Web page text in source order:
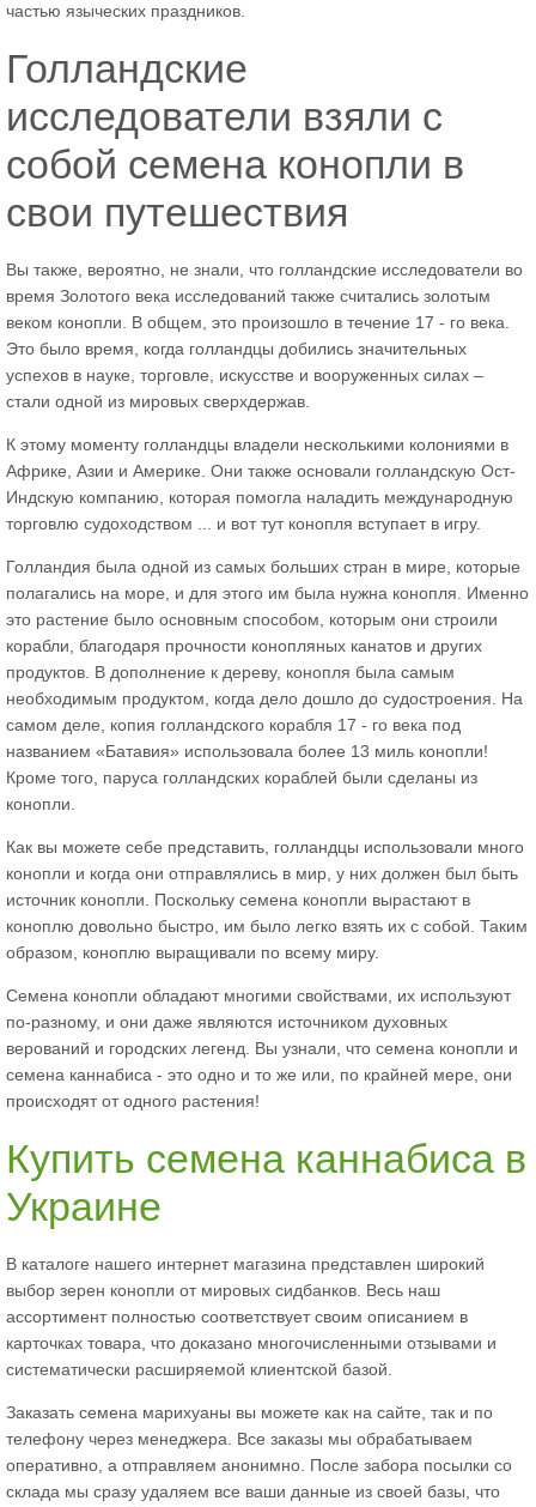
частью языческих праздников.
Голландские
исследователи взяли с
собой семена конопли в
свои путешествия
Вы также, вероятно, не знали, что голландские исследователи во
время Золотого века исследований также считались золотым
веком конопли. В общем, это произошло в течение 17 - го века.
Это было время, когда голландцы добились значительных
успехов в науке, торговле, искусстве и вооруженных силах –
стали одной из мировых сверхдержав.
К этому моменту голландцы владели несколькими колониями в
Африке, Азии и Америке. Они также основали голландскую Ост-
Индскую компанию, которая помогла наладить международную
торговлю судоходством ... и вот тут конопля вступает в игру.
Голландия была одной из самых больших стран в мире, которые
полагались на море, и для этого им была нужна конопля. Именно
это растение было основным способом, которым они строили
корабли, благодаря прочности конопляных канатов и других
продуктов. В дополнение к дереву, конопля была самым
необходимым продуктом, когда дело дошло до судостроения. На
самом деле, копия голландского корабля 17 - го века под
названием «Батавия» использовала более 13 миль конопли!
Кроме того, паруса голландских кораблей были сделаны из
конопли.
Как вы можете себе представить, голландцы использовали много
конопли и когда они отправлялись в мир, у них должен был быть
источник конопли. Поскольку семена конопли вырастают в
коноплю довольно быстро, им было легко взять их с собой. Таким
образом, коноплю выращивали по всему миру.
Семена конопли обладают многими свойствами, их используют
по-разному, и они даже являются источником духовных
верований и городских легенд. Вы узнали, что семена конопли и
семена каннабиса - это одно и то же или, по крайней мере, они
происходят от одного растения!
Купить семена каннабиса в
Украине
В каталоге нашего интернет магазина представлен широкий
выбор зерен конопли от мировых сидбанков. Весь наш
ассортимент полностью соответствует своим описанием в
карточках товара, что доказано многочисленными отзывами и
систематически расширяемой клиентской базой.
Заказать семена марихуаны вы можете как на сайте, так и по
телефону через менеджера. Все заказы мы обрабатываем
оперативно, а отправляем анонимно. После забора посылки со
склада мы сразу удаляем все ваши данные из своей базы, что